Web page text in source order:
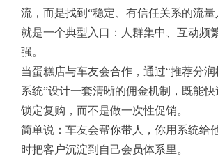
流，而是找到“稳定、有信任关系的流量
就是一个典型入口：人群集中、互动频
强。
当蛋糕店与车友会合作，通过“推荐分
系统”设计一套清晰的佣金机制，既能
锁定复购，而不是做一次性促销。
简单说：车友会帮你带人，你用系统给
时把客户沉淀到自己会员体系里。